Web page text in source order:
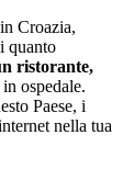
Croazia,
quanto
ristorante,
ospedale.
Paese, i
nella tua